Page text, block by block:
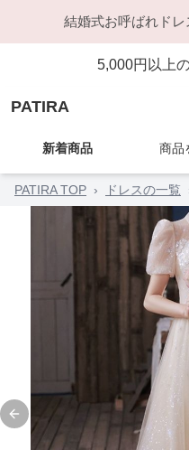
結婚式お呼ばれドレ
5,000円以上
PATIRA
新着商品 商品
PATIRA TOP › ドレスの一覧
Previous slide